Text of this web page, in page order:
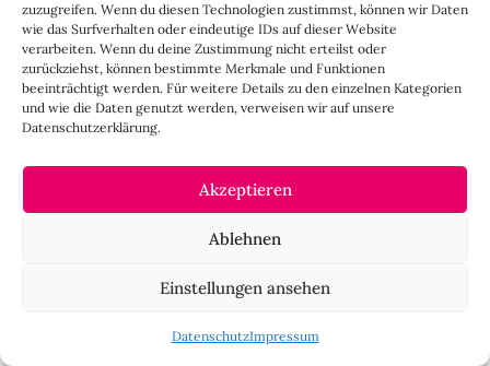
zuzugreifen. Wenn du diesen Technologien zustimmst, können wir Daten
wie das Surfverhalten oder eindeutige IDs auf dieser Website
verarbeiten. Wenn du deine Zustimmung nicht erteilst oder
zurückziehst, können bestimmte Merkmale und Funktionen
beeinträchtigt werden. Für weitere Details zu den einzelnen Kategorien
und wie die Daten genutzt werden, verweisen wir auf unsere
Datenschutzerklärung.
Akzeptieren
Ablehnen
Einstellungen ansehen
DatenschutzImpressum
wären über jeden Tipp dankbar.
Liebe Grüße
Kröte, Szilvia und Andre
Deine E-Mail-Adresse wird nicht veröffentlicht.